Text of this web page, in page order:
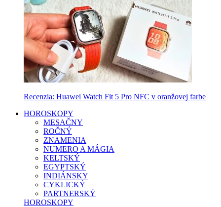
Recenzia: Huawei Watch Fit 5 Pro NFC v oranžovej farbe
HOROSKOPY
MESAČNY
ROČNÝ
ZNAMENIA
NUMERO A MÁGIA
KELTSKÝ
EGYPTSKÝ
INDIÁNSKY
CYKLICKÝ
PARTNERSKÝ
HOROSKOPY